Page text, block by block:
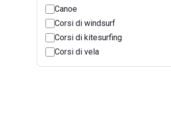
Canoe
Corsi di windsurf
Corsi di kitesurfing
Corsi di vela